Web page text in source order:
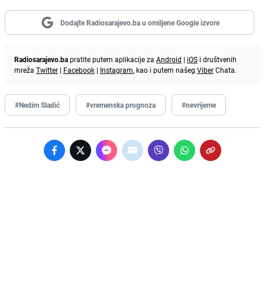
Dodajte Radiosarajevo.ba u omiljene Google izvore
Radiosarajevo.bapratite putem aplikacije za Android | iOS i društvenih
mreža Twitter | Facebook | Instagram, kao i putem našeg ViberChata.
#Nedim Sladić #vremenska prognoza #nevrijeme